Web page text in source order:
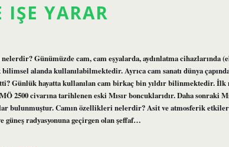
YARAR
Günümüzde cam, cam eşyalarda, aydınlatma cihazlarında
bilimsel alanda kullanılabilmektedir. Ayrıca cam sanatı dünya
Günlük hayatta kullanılan cam birkaç bin yıldır bilinmektedir. İlk
2500 civarına tarihlenen eski Mısır boncuklarıdır. Daha
bulunmuştur. Camın özellikleri nelerdir? Asit ve atmosferik etkilere
güneş radyasyonuna geçirgen olan şeffaf…